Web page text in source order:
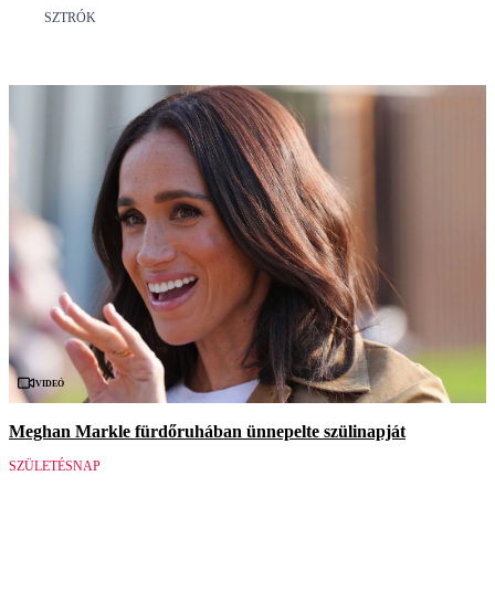
SZTRÓK
Videó
Meghan Markle fürdőruhában ünnepelte szülinapját
SZÜLETÉSNAP